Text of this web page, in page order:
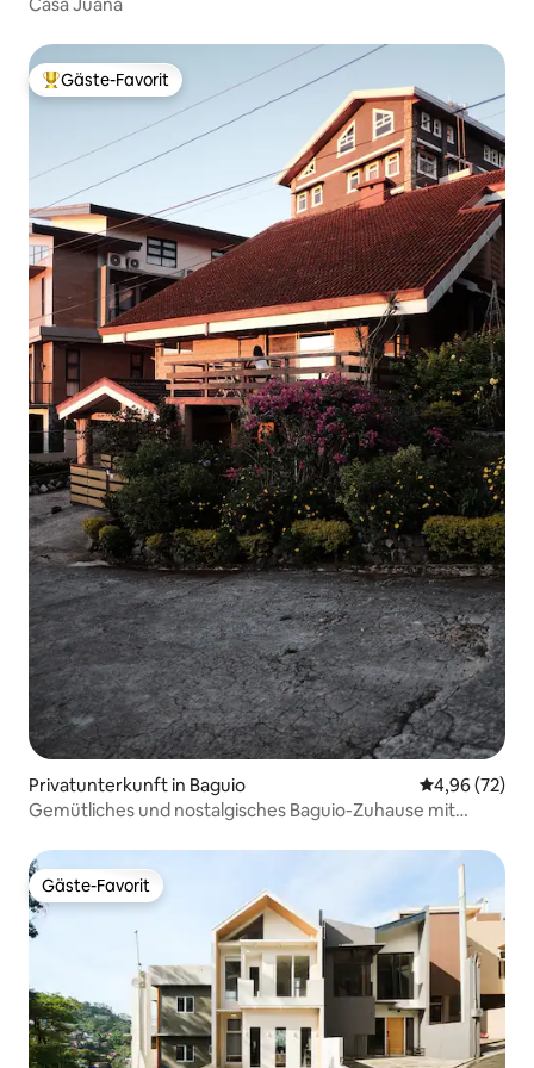
Beliebter Gäste-Favorit.
Gäste-Favorit
Privatunterkunft in Baguio
4,96 (72)
Gemütliches und nostalgisches Baguio-Zuhause mit
Gäste-Favorit
Gäste-Favorit